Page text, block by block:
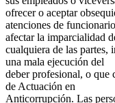
ofrecer o aceptar
atenciones de
afectar la imparcialidad
cualquiera de las partes,
una mala ejecución del
deber profesional, o que
de Actuación en
Anticorrupción. Las